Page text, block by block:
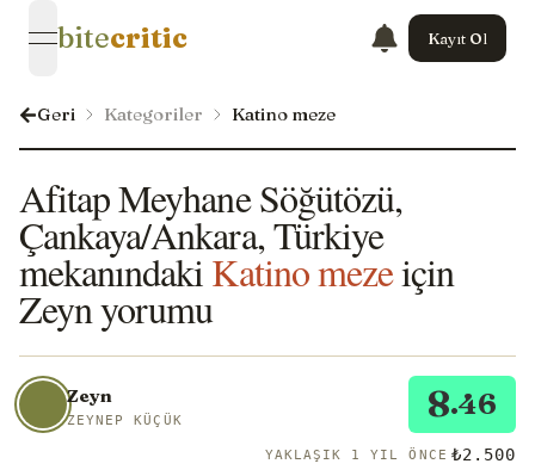
open navigation menu
bitecritic Kayıt Ol
Geri Kategoriler Katino meze
Afitap Meyhane Söğütözü,
Çankaya/Ankara, Türkiye
mekanındakiKatino mezeiçin
Zeyn yorumu
Zeyn
ZEYNEP KÜÇÜK 8.46
YAKLAŞIK 1 YIL ÖNCE ₺2.500